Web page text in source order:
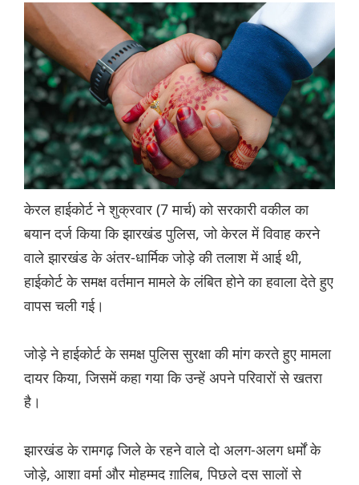
केरल हाईकोर्ट ने शुक्रवार (7 मार्च) को सरकारी वकील का
बयान दर्ज किया कि झारखंड पुलिस, जो केरल में विवाह करने
वाले झारखंड के अंतर-धार्मिक जोड़े की तलाश में आई थी,
हाईकोर्ट के समक्ष वर्तमान मामले के लंबित होने का हवाला देते हुए
वापस चली गई।
जोड़े ने हाईकोर्ट के समक्ष पुलिस सुरक्षा की मांग करते हुए मामला
दायर किया, जिसमें कहा गया कि उन्हें अपने परिवारों से खतरा
है।
झारखंड के रामगढ़ जिले के रहने वाले दो अलग-अलग धर्मों के
जोड़े, आशा वर्मा और मोहम्मद ग़ालिब, पिछले दस सालों से